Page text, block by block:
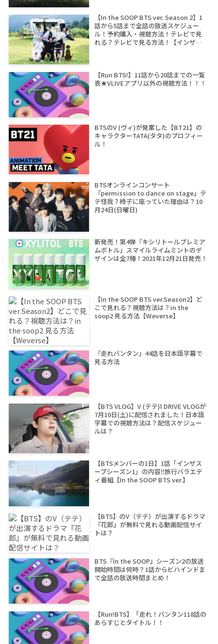
【In the SOOP BTS ver. Season 2】1
話から5話まで全話の放送スケジュー
ル！予約購入・視聴方法！テレビで見
れる？テレビで見る方法！【インザス
【Run BTS!】11話から20話までの一覧
表★VLIVEアプリ以外の視聴方法！！！
BTSのV (ヴィ)が発案した【BT21】の
キャラクターTATA(タタ)のプロフィー
ル！
BTSオンラインコンサート
『permission to dance on stage』テ
テ怪我？椅子に座っていた理由は？10
月24日(日曜日)
新発売！第4弾『キシリトールプレミア
ムボトル』スマイルライムミントのデ
ザインは全7種！2021年12月21日発売！
【In the SOOP BTS ver.Season2】ど
こで見れる？視聴方法は？in the
soop2 見る方法【Weverse】
『走れバンタン』44話を日本語字幕で
見る方法
【BTS VLOG】V (テテ)l DRIVE VLOGが
7月10日(土)に配信されました！日本語
字幕での視聴方法は？配信スケジュー
ルは？
【BTSメンバーの1日】1話「インザス
ープシーズン1」の内容‼旅行バラエテ
ィ番組【In the SOOP BTS ver.】
【BTS】のV（テテ）が出演するドラマ
『花郎』が無料で見れる動画配信サイ
トは？
BTS『In the SOOP』シーズン2の放送
開始時間は何時？1話からビハインドま
で全話の放送時間まとめ！
【Run!BTS】「走れ！バンタン118話の
あらすじとタイトル！！